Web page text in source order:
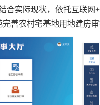
合实际现状，依托互联
善农村宅基地用地建房